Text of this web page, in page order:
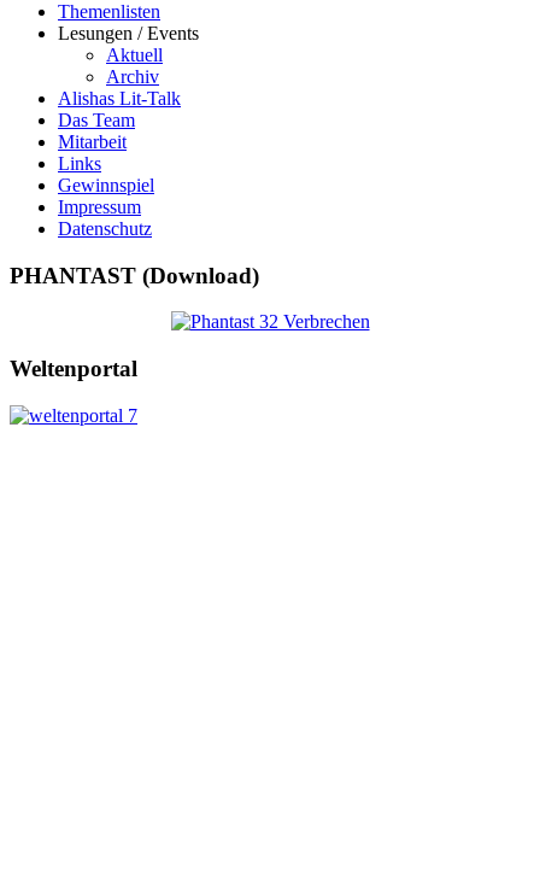
Themenlisten
Lesungen / Events
Aktuell
Archiv
Alishas Lit-Talk
Das Team
Mitarbeit
Links
Gewinnspiel
Impressum
Datenschutz
PHANTAST (Download)
Weltenportal